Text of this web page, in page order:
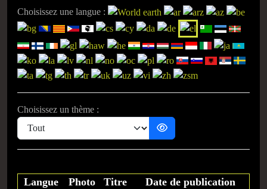
Choisissez une langue :
Choisissez un thème :
Langue Photo Titre
Date de publication